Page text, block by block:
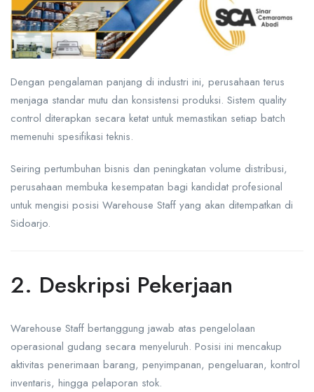
Dengan pengalaman panjang di industri ini, perusahaan terus
menjaga standar mutu dan konsistensi produksi. Sistem quality
control diterapkan secara ketat untuk memastikan setiap batch
memenuhi spesifikasi teknis.
Seiring pertumbuhan bisnis dan peningkatan volume distribusi,
perusahaan membuka kesempatan bagi kandidat profesional
untuk mengisi posisi Warehouse Staff yang akan ditempatkan di
Sidoarjo.
2. Deskripsi Pekerjaan
Warehouse Staff bertanggung jawab atas pengelolaan
operasional gudang secara menyeluruh. Posisi ini mencakup
aktivitas penerimaan barang, penyimpanan, pengeluaran, kontrol
inventaris, hingga pelaporan stok.